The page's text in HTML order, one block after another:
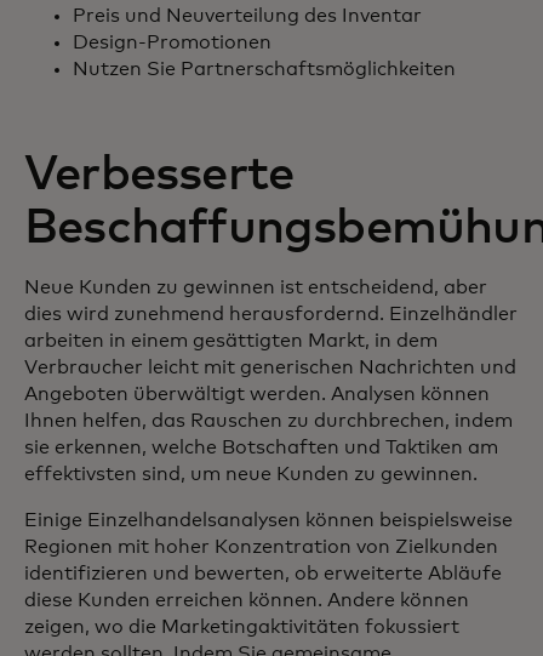
Preis und Neuverteilung des Inventar
Design-Promotionen
Nutzen Sie Partnerschaftsmöglichkeiten
Verbesserte
Neue Kunden zu gewinnen ist entscheidend, aber
dies wird zunehmend herausfordernd. Einzelhändler
arbeiten in einem gesättigten Markt, in dem
Verbraucher leicht mit generischen Nachrichten und
Angeboten überwältigt werden. Analysen können
Ihnen helfen, das Rauschen zu durchbrechen, indem
sie erkennen, welche Botschaften und Taktiken am
effektivsten sind, um neue Kunden zu gewinnen.
Einige Einzelhandelsanalysen können beispielsweise
Regionen mit hoher Konzentration von Zielkunden
identifizieren und bewerten, ob erweiterte Abläufe
diese Kunden erreichen können. Andere können
zeigen, wo die Marketingaktivitäten fokussiert